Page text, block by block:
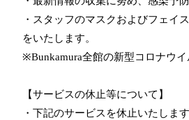
・スタッフのマスクおよびフェイ
をいたします。
※Bunkamura全館の新型コロナウ
【サービスの休止等について】
・下記のサービスを休止いたします